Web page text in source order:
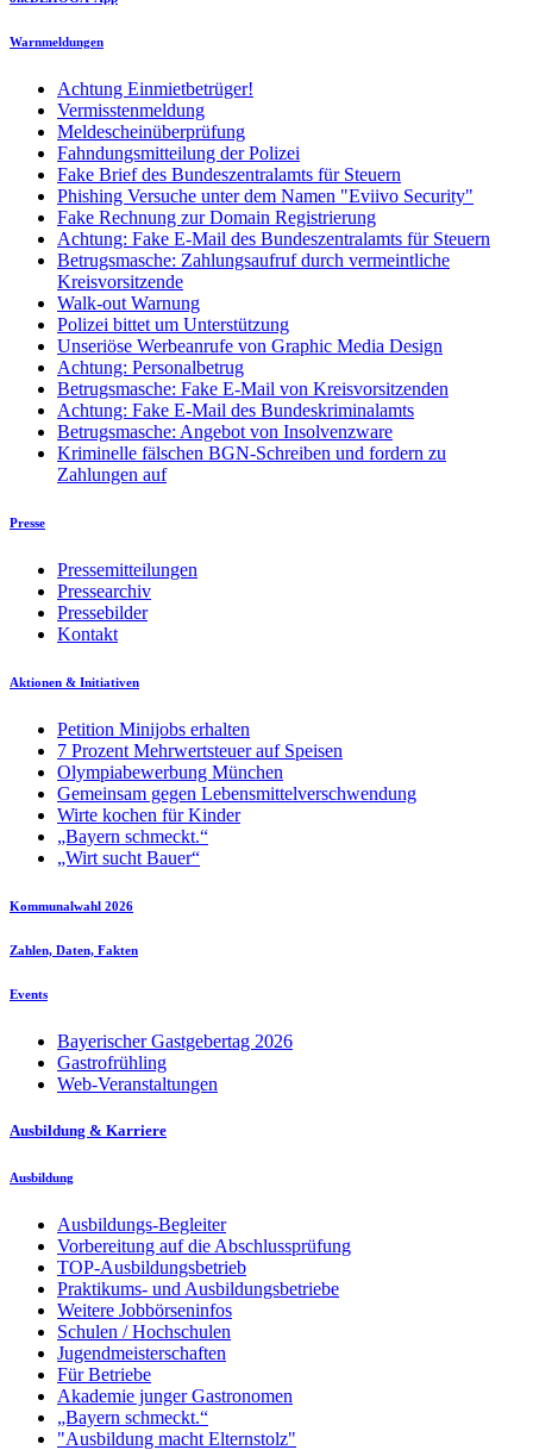
Warnmeldungen
Achtung Einmietbetrüger!
Vermisstenmeldung
Meldescheinüberprüfung
Fahndungsmitteilung der Polizei
Fake Brief des Bundeszentralamts für Steuern
Phishing Versuche unter dem Namen "Eviivo Security"
Fake Rechnung zur Domain Registrierung
Achtung: Fake E-Mail des Bundeszentralamts für Steuern
Betrugsmasche: Zahlungsaufruf durch vermeintliche
Kreisvorsitzende
Walk-out Warnung
Polizei bittet um Unterstützung
Unseriöse Werbeanrufe von Graphic Media Design
Achtung: Personalbetrug
Betrugsmasche: Fake E-Mail von Kreisvorsitzenden
Achtung: Fake E-Mail des Bundeskriminalamts
Betrugsmasche: Angebot von Insolvenzware
Kriminelle fälschen BGN-Schreiben und fordern zu
Zahlungen auf
Presse
Pressemitteilungen
Pressearchiv
Pressebilder
Kontakt
Aktionen & Initiativen
Petition Minijobs erhalten
7 Prozent Mehrwertsteuer auf Speisen
Olympiabewerbung München
Gemeinsam gegen Lebensmittelverschwendung
Wirte kochen für Kinder
„Bayern schmeckt.“
„Wirt sucht Bauer“
Kommunalwahl 2026
Zahlen, Daten, Fakten
Events
Bayerischer Gastgebertag 2026
Gastrofrühling
Web-Veranstaltungen
Ausbildung & Karriere
Ausbildung
Ausbildungs-Begleiter
Vorbereitung auf die Abschlussprüfung
TOP-Ausbildungsbetrieb
Praktikums- und Ausbildungsbetriebe
Weitere Jobbörseninfos
Schulen / Hochschulen
Jugendmeisterschaften
Für Betriebe
Akademie junger Gastronomen
„Bayern schmeckt.“
"Ausbildung macht Elternstolz"